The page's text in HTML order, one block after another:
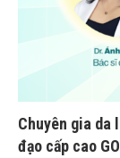
Chuyên gia da
đạo cấp cao